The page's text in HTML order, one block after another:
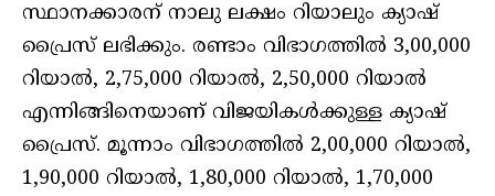
സ്ഥാനക്കാരന് നാലു ലക്ഷം റിയാലും ക്യാഷ്
പ്രൈസ് ലഭിക്കും. രണ്ടാം വിഭാഗത്തില്‍ 3,00,000
റിയാല്‍, 2,75,000 റിയാല്‍, 2,50,000 റിയാല്‍
എന്നിങ്ങിനെയാണ് വിജയികള്‍ക്കുള്ള ക്യാഷ്
പ്രൈസ്. മൂന്നാം വിഭാഗത്തില്‍ 2,00,000 റിയാല്‍,
1,90,000 റിയാല്‍, 1,80,000 റിയാല്‍, 1,70,000